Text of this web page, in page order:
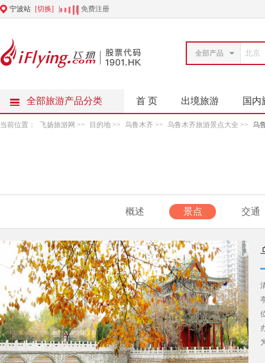
宁波站 [切换] | 免费注册
全部产品
全部旅游产品分类 首 页 出境旅游 国内
当前位置： 飞扬旅游网 >> 目的地 >> 乌鲁木齐 >> 乌鲁木齐旅游景点大全 >> 乌
概述 景点 交通